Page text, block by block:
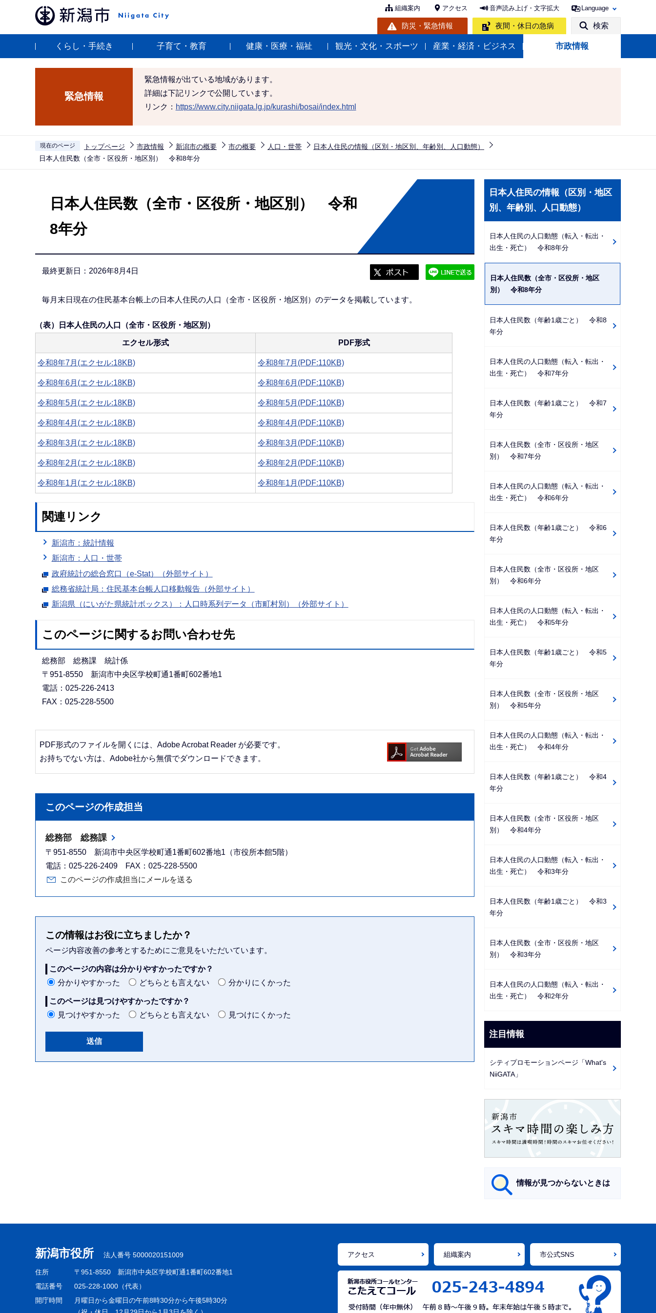
ペ
組織案内 アクセス 音声読み上げ・文字拡大 Language
防災・緊急情報 夜間・休日の急病 検索
くらし・手続き 子育て・教育 健康・医療・福祉 観光・文化・スポーツ 産業・経済・ビジネス 市政情報
緊急情報
緊急情報が出ている地域があります。
詳細は下記リンクで公開しています。
リンク： https://www.city.niigata.lg.jp/kurashi/bosai/index.html
現在のページ トップページ 市政情報 新潟市の概要 市の概要 人口・世帯
日本人住民の情報（区別・地区別、年齢別、人口動態）
日本人住民数（全市・区役所・地区別） 令和8年分
日本人住民数（全市・区役所・地区別） 令和
8年分
最終更新日：2026年8月4日
毎月末日現在の住民基本台帳上の日本人住民の人口（全市・区役所・地区別）のデータを掲載しています。
（表）日本人住民の人口（全市・区役所・地区別）
エクセル形式 PDF形式
令和8年7月(エクセル:18KB) 令和8年7月(PDF:110KB)
令和8年6月(エクセル:18KB) 令和8年6月(PDF:110KB)
令和8年5月(エクセル:18KB) 令和8年5月(PDF:110KB)
令和8年4月(エクセル:18KB) 令和8年4月(PDF:110KB)
令和8年3月(エクセル:18KB) 令和8年3月(PDF:110KB)
令和8年2月(エクセル:18KB) 令和8年2月(PDF:110KB)
令和8年1月(エクセル:18KB) 令和8年1月(PDF:110KB)
関連リンク
新潟市：統計情報
新潟市：人口・世帯
政府統計の総合窓口（e-Stat）（外部サイト）
総務省統計局：住民基本台帳人口移動報告（外部サイト）
新潟県（にいがた県統計ボックス）：人口時系列データ（市町村別）（外部サイト）
このページに関するお問い合わせ先
総務部 総務課 統計係
〒951-8550 新潟市中央区学校町通1番町602番地1
電話：025-226-2413
FAX：025-228-5500
PDF形式のファイルを開くには、Adobe Acrobat Reader が必要です。
お持ちでない方は、Adobe社から無償でダウンロードできます。
このページの作成担当
総務部 総務課
〒951-8550 新潟市中央区学校町通1番町602番地1（市役所本館5階）
電話：025-226-2409 FAX：025-228-5500
このページの作成担当にメールを送る
この情報はお役に立ちましたか？
ページ内容改善の参考とするためにご意見をいただいています。
このページの内容は分かりやすかったですか？
分かりやすかった
どちらとも言えない 分かりにくかった
このページは見つけやすかったですか？
見つけやすかった
どちらとも言えない 見つけにくかった
ブ
ナ
ゲ
ョ
ン
こ
日本人住民の情報（区別・地区
別、年齢別、人口動態）
日本人住民の人口動態（転入・転出・
出生・死亡） 令和8年分
日本人住民数（全市・区役所・地区
別） 令和8年分
日本人住民数（年齢1歳ごと） 令和8
年分
日本人住民の人口動態（転入・転出・
出生・死亡） 令和7年分
日本人住民数（年齢1歳ごと） 令和7
年分
日本人住民数（全市・区役所・地区
別） 令和7年分
日本人住民の人口動態（転入・転出・
出生・死亡） 令和6年分
日本人住民数（年齢1歳ごと） 令和6
年分
日本人住民数（全市・区役所・地区
別） 令和6年分
日本人住民の人口動態（転入・転出・
出生・死亡） 令和5年分
日本人住民数（年齢1歳ごと） 令和5
年分
日本人住民数（全市・区役所・地区
別） 令和5年分
日本人住民の人口動態（転入・転出・
出生・死亡） 令和4年分
日本人住民数（年齢1歳ごと） 令和4
年分
日本人住民数（全市・区役所・地区
別） 令和4年分
日本人住民の人口動態（転入・転出・
出生・死亡） 令和3年分
日本人住民数（年齢1歳ごと） 令和3
年分
日本人住民数（全市・区役所・地区
別） 令和3年分
日本人住民の人口動態（転入・転出・
出生・死亡） 令和2年分
注目情報
シティプロモーションページ「What's
NiiGATA」
情報が見つからないときは
ナ
ゲ
ー
ョ
新潟市役所 法人番号 5000020151009
住所 〒951-8550 新潟市中央区学校町通1番町602番地1
電話番号
025-228-1000（代表）
開庁時間
月曜日から金曜日の午前8時30分から午後5時30分
アクセス 組織案内 市公式SNS